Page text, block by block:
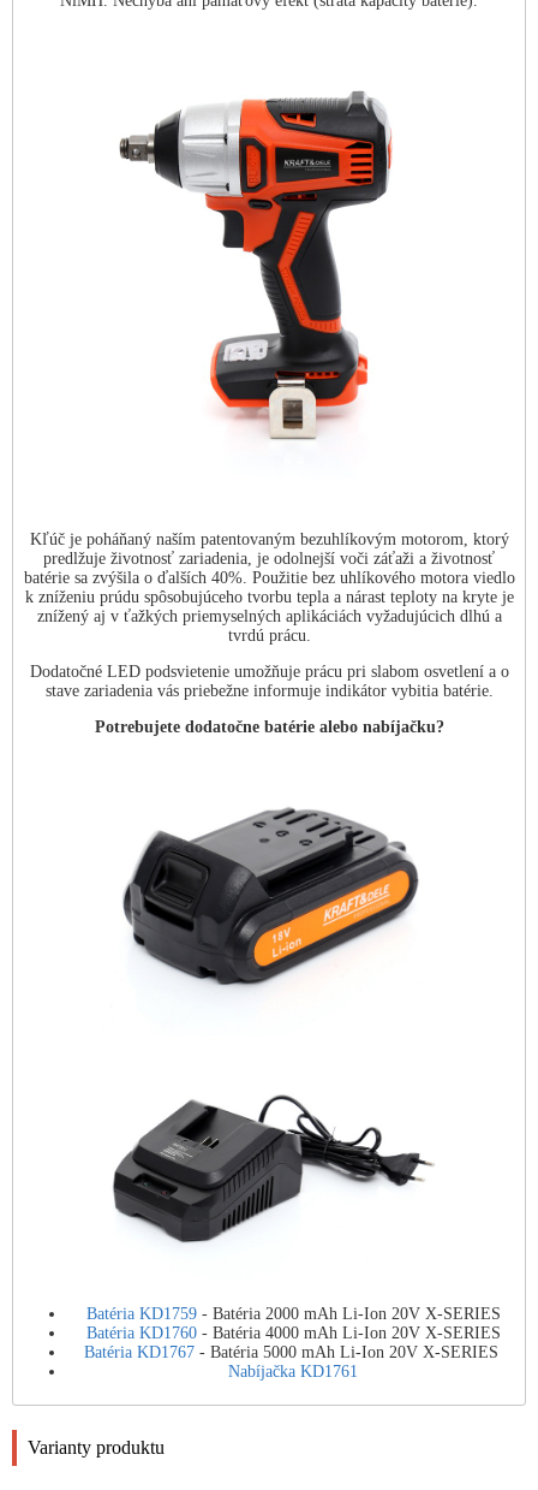
Kľúč je poháňaný naším patentovaným bezuhlíkovým motorom, ktorý
predlžuje životnosť zariadenia, je odolnejší voči záťaži a životnosť
batérie sa zvýšila o ďalších 40%. Použitie bez uhlíkového motora viedlo
k zníženiu prúdu spôsobujúceho tvorbu tepla a nárast teploty na kryte je
znížený aj v ťažkých priemyselných aplikáciách vyžadujúcich dlhú a
tvrdú prácu.
Dodatočné LED podsvietenie umožňuje prácu pri slabom osvetlení a o
stave zariadenia vás priebežne informuje indikátor vybitia batérie.
Potrebujete dodatočne batérie alebo nabíjačku?
Batéria KD1759- Batéria 2000 mAh Li-Ion 20V X-SERIES
Batéria KD1760- Batéria 4000 mAh Li-Ion 20V X-SERIES
Batéria KD1767- Batéria 5000 mAh Li-Ion 20V X-SERIES
Nabíjačka KD1761
Varianty produktu